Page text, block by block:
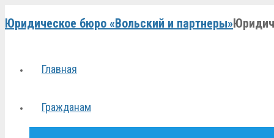
Юридическое бюро «Вольский и партнеры»
Главная
Гражданам